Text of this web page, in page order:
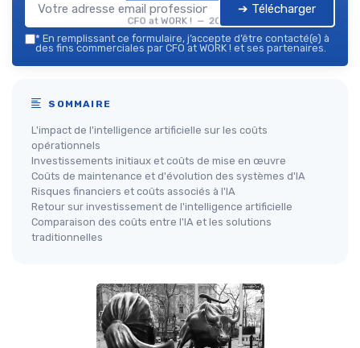
CFO at WORK ! — 2026
➔ Télécharger
* En remplissant ce formulaire, j’accepte d’être contacté(e) à
des fins commerciales par CFO at WORK ! et ses partenaires.
SOMMAIRE
L'impact de l'intelligence artificielle sur les coûts
opérationnels
Investissements initiaux et coûts de mise en œuvre
Coûts de maintenance et d'évolution des systèmes d'IA
Risques financiers et coûts associés à l'IA
Retour sur investissement de l'intelligence artificielle
Comparaison des coûts entre l'IA et les solutions
traditionnelles